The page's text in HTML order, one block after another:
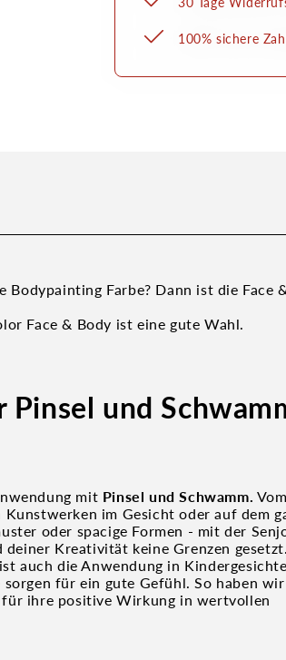
100% sichere
Farbe? Dann ist die Face
Face & Body ist eine gute Wahl.
und
mit Pinsel und Schwamm. Vom
im Gesicht oder auf dem
oder spacige Formen - mit der
Kreativität keine Grenzen gesetzt.
auch die Anwendung in
für ein gute Gefühl. So haben wir
ihre positive Wirkung in wertvollen